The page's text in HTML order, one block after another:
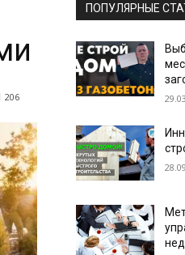
206
ПОПУЛЯРНЫЕ